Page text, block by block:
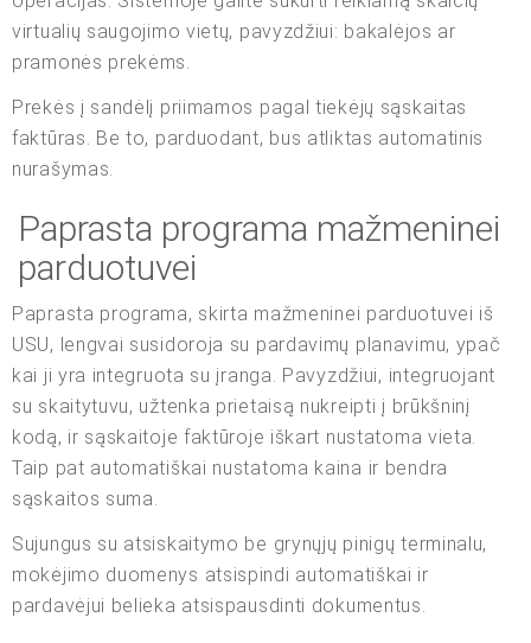
virtualių saugojimo vietų, pavyzdžiui: bakalėjos ar
pramonės prekėms.
Prekės į sandėlį priimamos pagal tiekėjų sąskaitas
faktūras. Be to, parduodant, bus atliktas automatinis
nurašymas.
Paprasta programa mažmeninei
parduotuvei
Paprasta programa, skirta mažmeninei parduotuvei iš
USU, lengvai susidoroja su pardavimų planavimu, ypač
kai ji yra integruota su įranga. Pavyzdžiui, integruojant
su skaitytuvu, užtenka prietaisą nukreipti į brūkšninį
kodą, ir sąskaitoje faktūroje iškart nustatoma vieta.
Taip pat automatiškai nustatoma kaina ir bendra
sąskaitos suma.
Sujungus su atsiskaitymo be grynųjų pinigų terminalu,
mokėjimo duomenys atsispindi automatiškai ir
pardavėjui belieka atsispausdinti dokumentus.